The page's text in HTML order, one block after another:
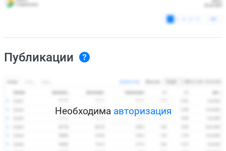
Публикации
Необходима авторизация